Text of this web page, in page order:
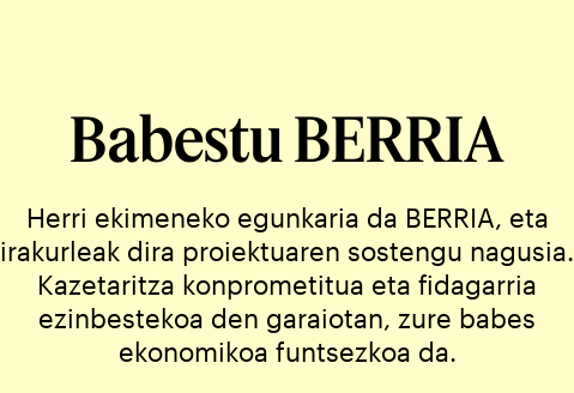
Babestu BERRIA
Herri ekimeneko egunkaria da BERRIA, eta
irakurleak dira proiektuaren sostengu nagusia.
Kazetaritza konprometitua eta fidagarria
ezinbestekoa den garaiotan, zure babes
ekonomikoa funtsezkoa da.